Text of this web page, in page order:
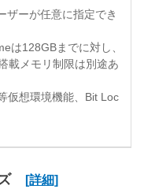
ザーが任意に指定でき
は128GBまでに対し、
載メモリ制限は別途あ
仮想環境機能、Bit Loc
[詳細]